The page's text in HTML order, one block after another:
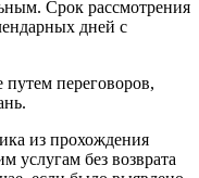
Срок рассмотрения
дней с
путем переговоров,
из прохождения
услугам без возврата